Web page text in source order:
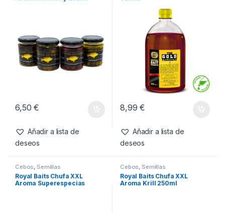
Productos relacionados
Cebos ,Semillas
Royal Baits Chufa XXL
Cebos ,Fabricacion Boilies
Liquidos
SBS Gold Treasure Corn